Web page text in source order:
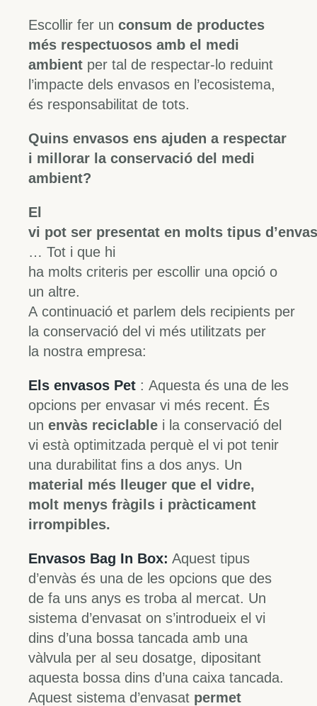
Escollir fer un consum de productes
més respectuosos amb el medi
ambient per tal de respectar-lo reduint
l’impacte dels envasos en l’ecosistema,
és responsabilitat de tots.
Quins envasos ens ajuden a respectar
i millorar la conservació del medi
ambient?
El
vi pot ser presentat en molts tipus
… Tot i que hi
ha molts criteris per escollir una opció o
un altre.
A continuació et parlem dels recipients per
la conservació del vi més utilitzats per
la nostra empresa:
Els envasos Pet : Aquesta és una de les
opcions per envasar vi més recent. És
un envàs reciclable i la conservació del
vi està optimitzada perquè el vi pot tenir
una durabilitat fins a dos anys. Un
material més lleuger que el vidre,
molt menys fràgils i pràcticament
irrompibles.
Envasos Bag In Box: Aquest tipus
d’envàs és una de les opcions que des
de fa uns anys es troba al mercat. Un
sistema d’envasat on s’introdueix el vi
dins d’una bossa tancada amb una
vàlvula per al seu dosatge, dipositant
aquesta bossa dins d’una caixa tancada.
Aquest sistema d’envasat permet